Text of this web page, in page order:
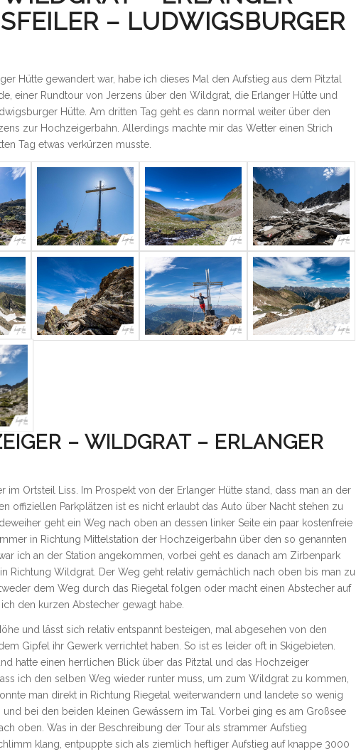
– LUDWIGSBURGER
Hütte gewandert war, habe ich dieses Mal den Aufstieg aus dem Pitztal
einer Rundtour von Jerzens über den Wildgrat, die Erlanger Hütte und
Hütte. Am dritten Tag geht es dann normal weiter über den
zur Hochzeigerbahn. Allerdings machte mir das Wetter einen Strich
Tag etwas verkürzen musste.
– WILDGRAT – ERLANGER
im Ortsteil Liss. Im Prospekt von der Erlanger Hütte stand, dass man an der
offiziellen Parkplätzen ist es nicht erlaubt das Auto über Nacht stehen zu
geht ein Weg nach oben an dessen linker Seite ein paar kostenfreie
in Richtung Mittelstation der Hochzeigerbahn über den so genannten
ich an der Station angekommen, vorbei geht es danach am Zirbenpark
Richtung Wildgrat. Der Weg geht relativ gemächlich nach oben bis man zu
dem Weg durch das Riegetal folgen oder macht einen Abstecher auf
den kurzen Abstecher gewagt habe.
und lässt sich relativ entspannt besteigen, mal abgesehen von den
Gipfel ihr Gewerk verrichtet haben. So ist es leider oft in Skigebieten.
hatte einen herrlichen Blick über das Pitztal und das Hochzeiger
ich den selben Weg wieder runter muss, um zum Wildgrat zu kommen,
man direkt in Richtung Riegetal weiterwandern und landete so wenig
bei den beiden kleinen Gewässern im Tal. Vorbei ging es am Großsee
oben. Was in der Beschreibung der Tour als strammer Aufstieg
klang, entpuppte sich als ziemlich heftiger Aufstieg auf knappe 3000